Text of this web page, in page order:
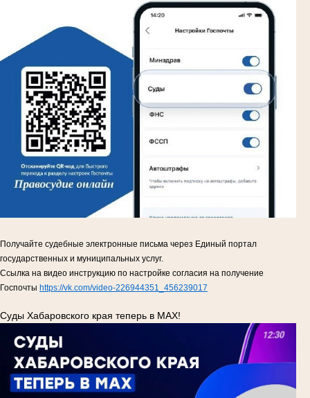
Получайте судебные электронные письма через Единый портал
государственных и муниципальных услуг.
Ссылка на видео инструкцию по настройке согласия на получение
Госпочты https://vk.com/video-226944351_456239017
Суды Хабаровского края теперь в MAX!